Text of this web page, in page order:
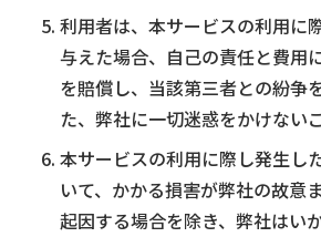
利用者は、本サービスの利用に
与えた場合、自己の責任と費用
を賠償し、当該第三者との紛争
た、弊社に一切迷惑をかけないこ
本サービスの利用に際し発生し
いて、かかる損害が弊社の故意
起因する場合を除き、弊社はい